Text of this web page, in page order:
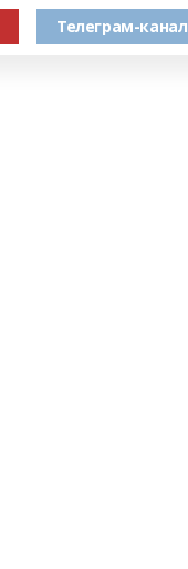
Телеграм-канал